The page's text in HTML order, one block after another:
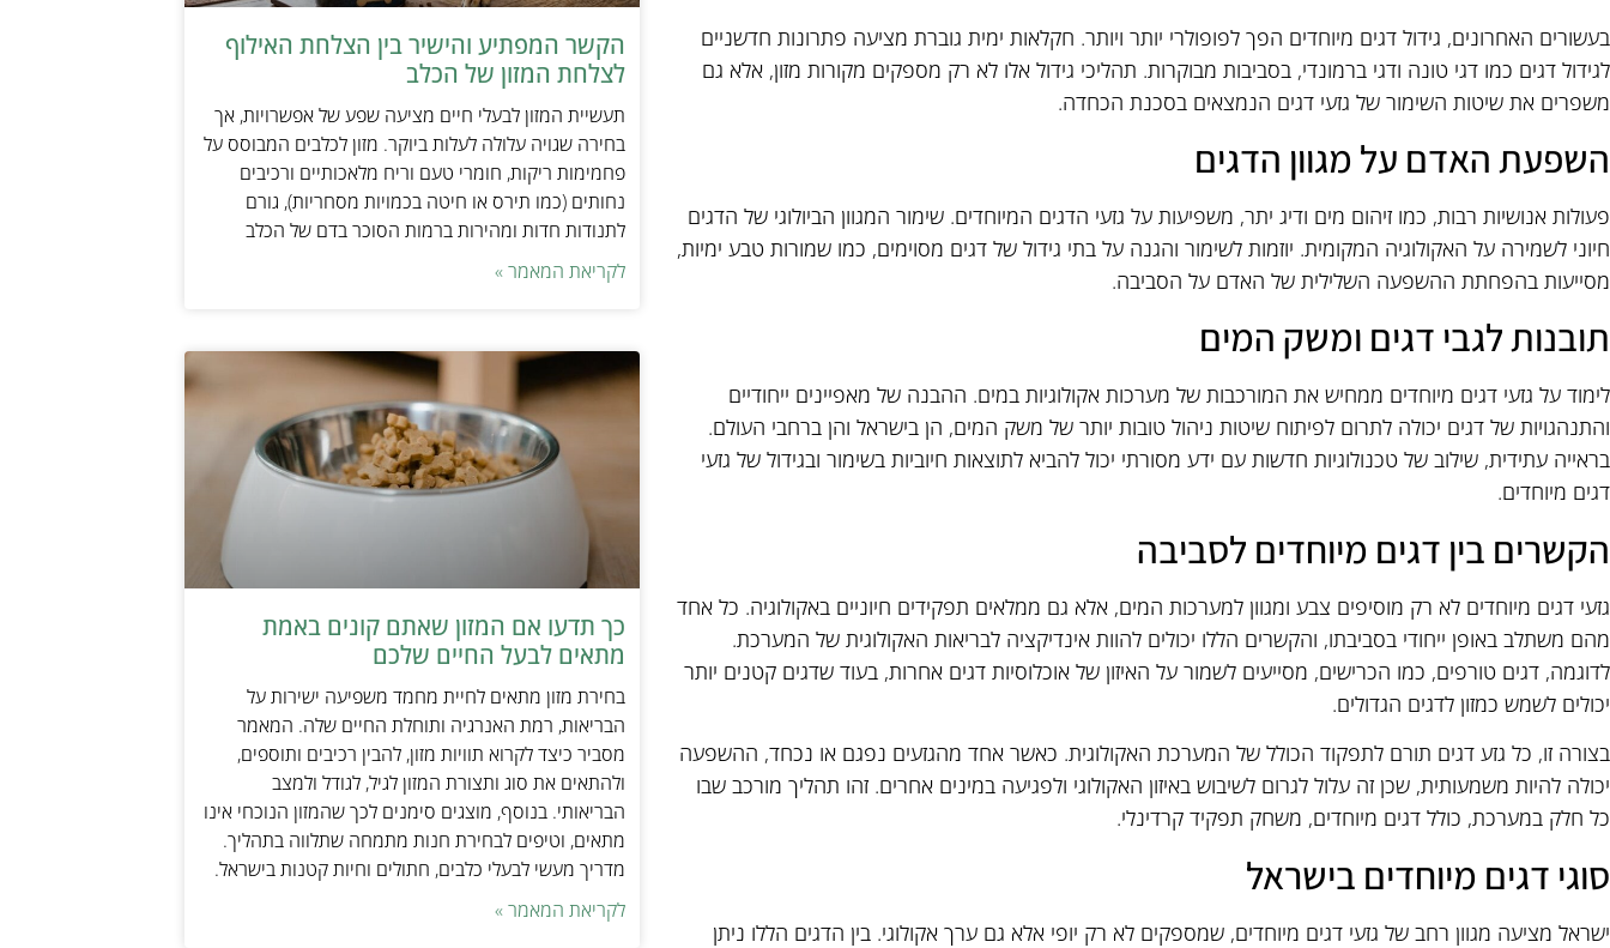
בעשורים האחרונים, גידול דגים מיוחדים הפך לפופולרי יותר ויותר. חקלאות ימית גוברת מציעה פתרונות חדשניים
לגידול דגים כמו דגי טונה ודגי ברמונדי, בסביבות מבוקרות. תהליכי גידול אלו לא רק מספקים מקורות מזון, אלא גם
משפרים את שיטות השימור של גזעי דגים הנמצאים בסכנת הכחדה.
השפעת האדם על מגוון הדגים
פעולות אנושיות רבות, כמו זיהום מים ודיג יתר, משפיעות על גזעי הדגים המיוחדים. שימור המגוון הביולוגי של הדגים
חיוני לשמירה על האקולוגיה המקומית. יוזמות לשימור והגנה על בתי גידול של דגים מסוימים, כמו שמורות טבע ימיות,
מסייעות בהפחתת ההשפעה השלילית של האדם על הסביבה.
תובנות לגבי דגים ומשק המים
לימוד על גזעי דגים מיוחדים ממחיש את המורכבות של מערכות אקולוגיות במים. ההבנה של מאפיינים ייחודיים
והתנהגויות של דגים יכולה לתרום לפיתוח שיטות ניהול טובות יותר של משק המים, הן בישראל והן ברחבי העולם.
בראייה עתידית, שילוב של טכנולוגיות חדשות עם ידע מסורתי יכול להביא לתוצאות חיוביות בשימור ובגידול של גזעי
דגים מיוחדים.
הקשרים בין דגים מיוחדים לסביבה
גזעי דגים מיוחדים לא רק מוסיפים צבע ומגוון למערכות המים, אלא גם ממלאים תפקידים חיוניים באקולוגיה. כל אחד
מהם משתלב באופן ייחודי בסביבתו, והקשרים הללו יכולים להוות אינדיקציה לבריאות האקולוגית של המערכת.
לדוגמה, דגים טורפים, כמו הכרישים, מסייעים לשמור על האיזון של אוכלוסיות דגים אחרות, בעוד שדגים קטנים יותר
יכולים לשמש כמזון לדגים הגדולים.
בצורה זו, כל גזע דגים תורם לתפקוד הכולל של המערכת האקולוגית. כאשר אחד מהגזעים נפגם או נכחד, ההשפעה
יכולה להיות משמעותית, שכן זה עלול לגרום לשיבוש באיזון האקולוגי ולפגיעה במינים אחרים. זהו תהליך מורכב שבו
כל חלק במערכת, כולל דגים מיוחדים, משחק תפקיד קרדינלי.
סוגי דגים מיוחדים בישראל
ישראל מציעה מגוון רחב של גזעי דגים מיוחדים, שמספקים לא רק יופי אלא גם ערך אקולוגי. בין הדגים הללו ניתן
הקשר המפתיע והישיר בין הצלחת האילוף
לצלחת המזון של הכלב
תעשיית המזון לבעלי חיים מציעה שפע של אפשרויות, אך
בחירה שגויה עלולה לעלות ביוקר. מזון לכלבים המבוסס על
פחמימות ריקות, חומרי טעם וריח מלאכותיים ורכיבים
נחותים (כמו תירס או חיטה בכמויות מסחריות), גורם
לתנודות חדות ומהירות ברמות הסוכר בדם של הכלב
לקריאת המאמר »
כך תדעו אם המזון שאתם קונים באמת
מתאים לבעל החיים שלכם
בחירת מזון מתאים לחיית מחמד משפיעה ישירות על
הבריאות, רמת האנרגיה ותוחלת החיים שלה. המאמר
מסביר כיצד לקרוא תוויות מזון, להבין רכיבים ותוספים,
ולהתאים את סוג ותצורת המזון לגיל, לגודל ולמצב
הבריאותי. בנוסף, מוצגים סימנים לכך שהמזון הנוכחי אינו
מתאים, וטיפים לבחירת חנות מתמחה שתלווה בתהליך.
מדריך מעשי לבעלי כלבים, חתולים וחיות קטנות בישראל.
לקריאת המאמר »